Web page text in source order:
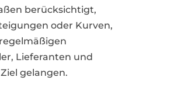
berücksichtigt,
oder Kurven,
Lieferanten und
gelangen.